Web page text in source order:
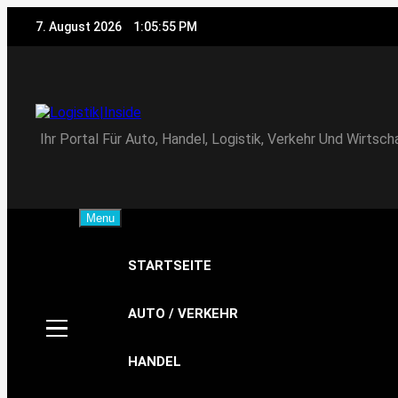
content
7. August 2026 1:05:56 PM
Logistik|Inside
Ihr Portal Für Auto, Handel, Logistik, Verkehr Und
Menu
STARTSEITE
AUTO / VERKEHR
HANDEL